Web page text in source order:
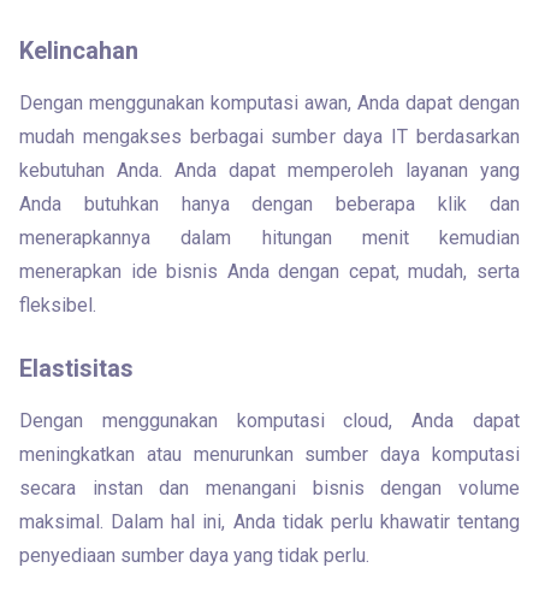
Kelincahan
Dengan menggunakan komputasi awan, Anda dapat dengan
mudah mengakses berbagai sumber daya IT berdasarkan
kebutuhan Anda. Anda dapat memperoleh layanan yang
Anda butuhkan hanya dengan beberapa klik dan
menerapkannya dalam hitungan menit kemudian
menerapkan ide bisnis Anda dengan cepat, mudah, serta
fleksibel.
Elastisitas
Dengan menggunakan komputasi cloud, Anda dapat
meningkatkan atau menurunkan sumber daya komputasi
secara instan dan menangani bisnis dengan volume
maksimal. Dalam hal ini, Anda tidak perlu khawatir tentang
penyediaan sumber daya yang tidak perlu.